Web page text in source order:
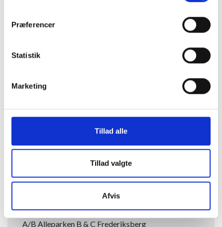
Præferencer
Statistik
Marketing
Tillad alle
Tillad valgte
Afvis
100486​
A/B Alleparken B & C Frederiksberg